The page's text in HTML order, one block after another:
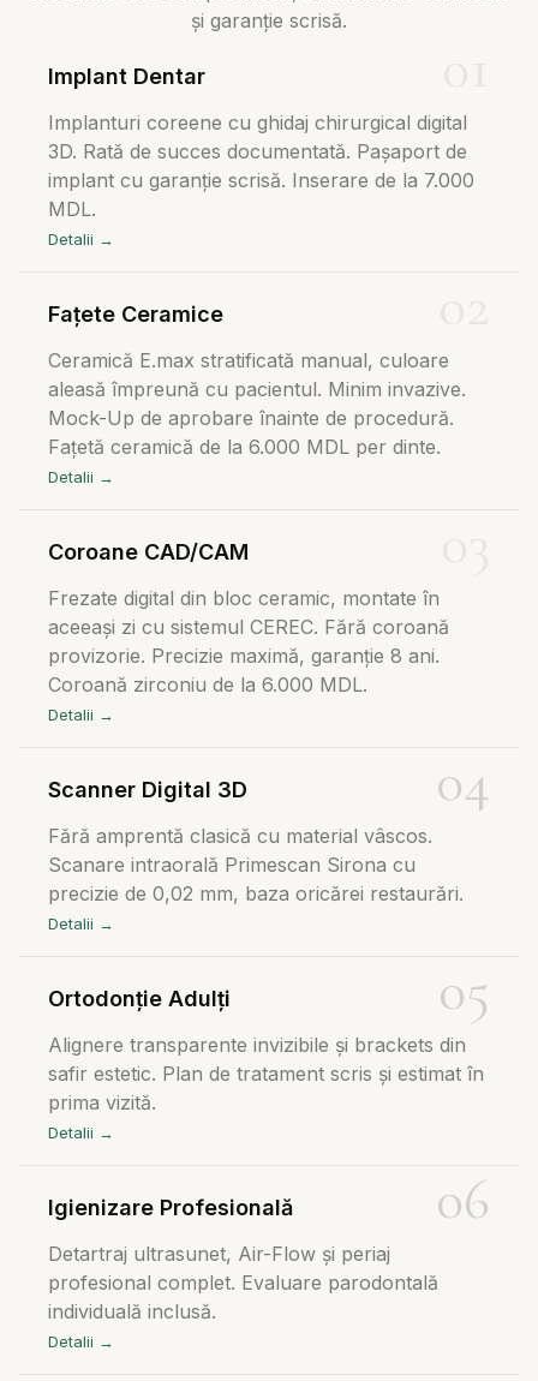
și garanție scrisă.
Implant Dentar
Implanturi coreene cu ghidaj chirurgical digital
3D. Rată de succes documentată. Pașaport de
implant cu garanție scrisă. Inserare de la 7.000
MDL.
Detalii →
Fațete Ceramice
Ceramică E.max stratificată manual, culoare
aleasă împreună cu pacientul. Minim invazive.
Mock-Up de aprobare înainte de procedură.
Fațetă ceramică de la 6.000 MDL per dinte.
Detalii →
Coroane CAD/CAM
Frezate digital din bloc ceramic, montate în
aceeași zi cu sistemul CEREC. Fără coroană
provizorie. Precizie maximă, garanție 8 ani.
Coroană zirconiu de la 6.000 MDL.
Detalii →
Scanner Digital 3D
Fără amprentă clasică cu material vâscos.
Scanare intraorală Primescan Sirona cu
precizie de 0,02 mm, baza oricărei restaurări.
Detalii →
Ortodonție Adulți
Alignere transparente invizibile și brackets din
safir estetic. Plan de tratament scris și estimat în
prima vizită.
Detalii →
Igienizare Profesională
Detartraj ultrasunet, Air-Flow și periaj
profesional complet. Evaluare parodontală
individuală inclusă.
Detalii →